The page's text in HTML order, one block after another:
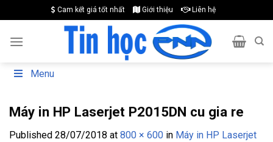
to
content
Cam kết giá tốt nhất Giới thiệu Liên hệ
Menu
Máy in HP Laserjet P2015DN cu gia re
Published 28/07/2018 at 800 × 600 in Máy in HP Laserjet